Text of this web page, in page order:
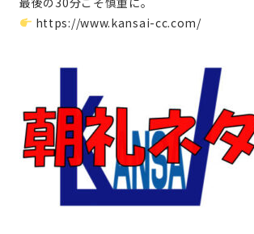
https://www.kansai-cc.com/